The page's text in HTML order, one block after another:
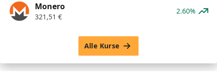
Monero
321,51 €
2.60%
Alle Kurse